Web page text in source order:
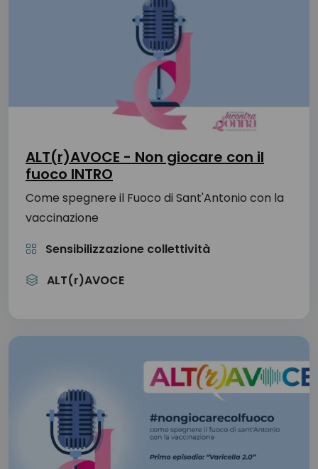
ALT(r)AVOCE - Non giocare con il
fuoco INTRO
Come spegnere il Fuoco di Sant'Antonio con la
vaccinazione
Sensibilizzazione collettività
ALT(r)AVOCE